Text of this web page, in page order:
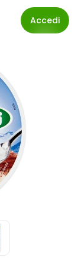
Accedi